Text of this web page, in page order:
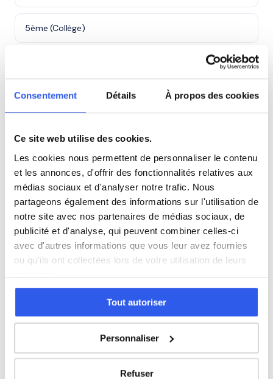
Consentement Détails À propos des cookies
Ce site web utilise des cookies.
Les cookies nous permettent de personnaliser le contenu
et les annonces, d'offrir des fonctionnalités relatives aux
médias sociaux et d'analyser notre trafic. Nous
partageons également des informations sur l'utilisation de
notre site avec nos partenaires de médias sociaux, de
publicité et d'analyse, qui peuvent combiner celles-ci
avec d'autres informations que vous leur avez fournies
ou qu'ils ont collectées lors de votre utilisation de leurs
services.
Tout autoriser
Personnaliser
Refuser
5ème (Collège)
3ème (Collège)
Seconde (Lycée)
Première (Lycée)
Terminale (Lycée)
⭐
457+ familles accompagnées à Colmar
Note moyenne de 4.8/5. Notre organisme partenaire